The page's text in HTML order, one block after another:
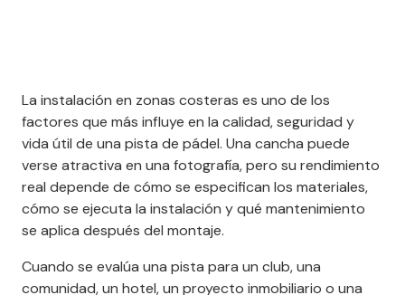
La instalación en zonas costeras es uno de los
factores que más influye en la calidad, seguridad y
vida útil de una pista de pádel. Una cancha puede
verse atractiva en una fotografía, pero su rendimiento
real depende de cómo se especifican los materiales,
cómo se ejecuta la instalación y qué mantenimiento
se aplica después del montaje.
Cuando se evalúa una pista para un club, una
comunidad, un hotel, un proyecto inmobiliario o una